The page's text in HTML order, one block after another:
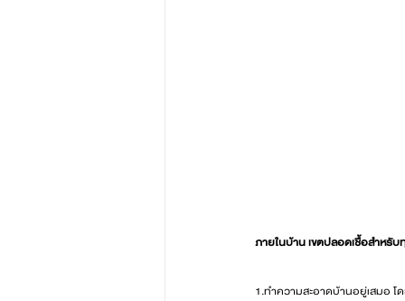
ภายในบ้าน เขตปลอดเชื้อสำหรั
1.ทำความสะอาดบ้านอยู่เสมอ